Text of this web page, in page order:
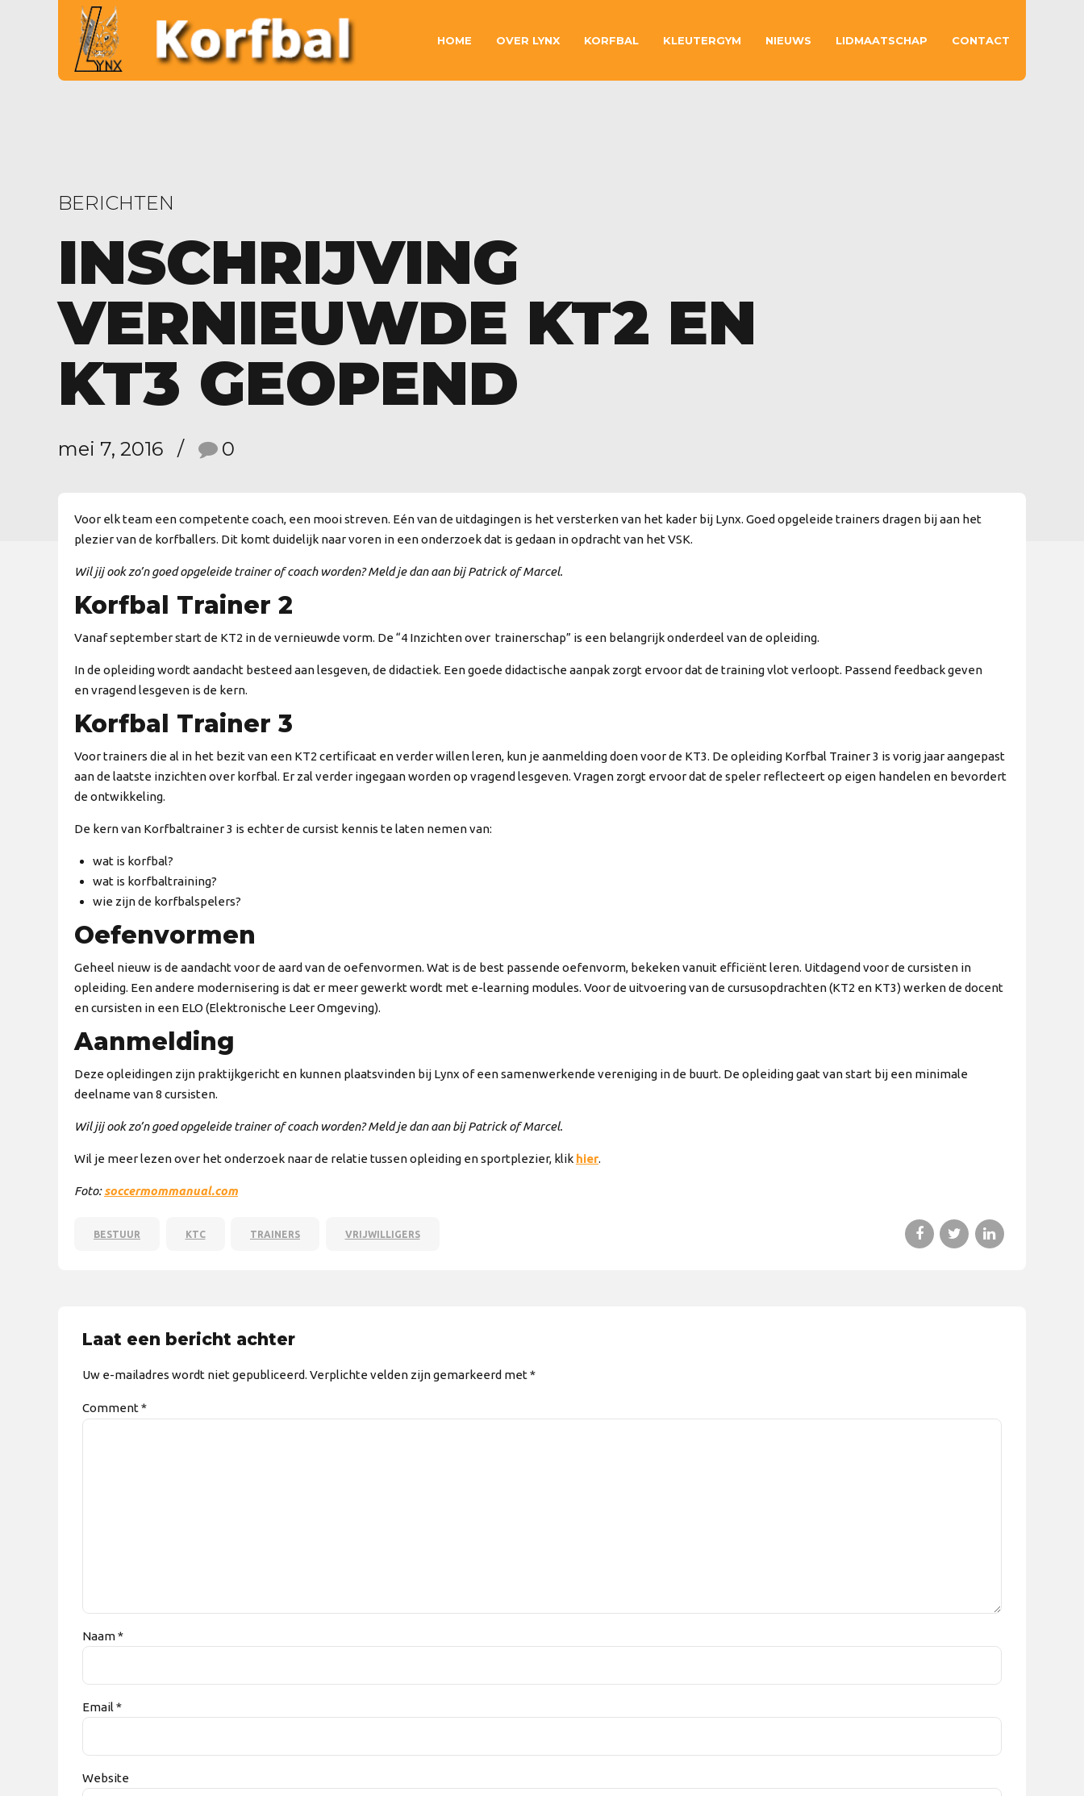
HOME OVER LYNX KORFBAL KLEUTERGYM NIEUWS LIDMAATSCHAP CONTACT
BERICHTEN
INSCHRIJVING
VERNIEUWDE KT2 EN
KT3 GEOPEND
mei 7, 2016 0
Voor elk team een competente coach, een mooi streven. Eén van de uitdagingen is het versterken van het kader bij Lynx. Goed opgeleide trainers dragen bij aan het
plezier van de korfballers. Dit komt duidelijk naar voren in een onderzoek dat is gedaan in opdracht van het VSK.
Wil jij ook zo’n goed opgeleide trainer of coach worden? Meld je dan aan bij Patrick of Marcel.
Korfbal Trainer 2
Vanaf september start de KT2 in de vernieuwde vorm. De “4 Inzichten over trainerschap” is een belangrijk onderdeel van de opleiding.
In de opleiding wordt aandacht besteed aan lesgeven, de didactiek. Een goede didactische aanpak zorgt ervoor dat de training vlot verloopt. Passend feedback geven
en vragend lesgeven is de kern.
Korfbal Trainer 3
Voor trainers die al in het bezit van een KT2 certificaat en verder willen leren, kun je aanmelding doen voor de KT3. De opleiding Korfbal Trainer 3 is vorig jaar aangepast
aan de laatste inzichten over korfbal. Er zal verder ingegaan worden op vragend lesgeven. Vragen zorgt ervoor dat de speler reflecteert op eigen handelen en bevordert
de ontwikkeling.
De kern van Korfbaltrainer 3 is echter de cursist kennis te laten nemen van:
wat is korfbal?
wat is korfbaltraining?
wie zijn de korfbalspelers?
Oefenvormen
Geheel nieuw is de aandacht voor de aard van de oefenvormen. Wat is de best passende oefenvorm, bekeken vanuit efficiënt leren. Uitdagend voor de cursisten in
opleiding. Een andere modernisering is dat er meer gewerkt wordt met e-learning modules. Voor de uitvoering van de cursusopdrachten (KT2 en KT3) werken de docent
en cursisten in een ELO (Elektronische Leer Omgeving).
Aanmelding
Deze opleidingen zijn praktijkgericht en kunnen plaatsvinden bij Lynx of een samenwerkende vereniging in de buurt. De opleiding gaat van start bij een minimale
deelname van 8 cursisten.
Wil jij ook zo’n goed opgeleide trainer of coach worden? Meld je dan aan bij Patrick of Marcel.
Wil je meer lezen over het onderzoek naar de relatie tussen opleiding en sportplezier, klik hier.
Foto:soccermommanual.com
BESTUUR KTC TRAINERS VRIJWILLIGERS
Laat een bericht achter
Uw e-mailadres wordt niet gepubliceerd. Verplichte velden zijn gemarkeerd met *
Comment*
Naam *
Email *
Website